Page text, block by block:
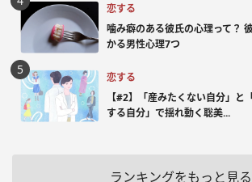
恋する
噛み癖のある彼氏の心理って？
かる男性心理7つ
恋する
【#2】「産みたくない自分」と
する自分」で揺れ動く聡美...
ランキングをもっと見る